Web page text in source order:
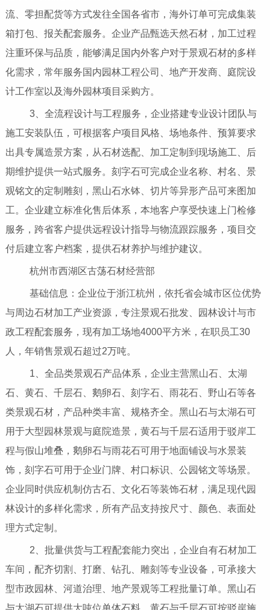
流、零担配货等方式发往全国各省市，海外订单可完成集装
箱打包、报关配套服务。企业产品甄选天然石材，加工过程
注重环保与品质，能够满足国内外客户对于景观石材的多样
化需求，常年服务国内园林工程公司、地产开发商、庭院设
计工作室以及海外园林项目采购方。
3、全流程设计与工程服务，企业搭建专业设计团队与
施工安装队伍，可根据客户项目风格、场地条件、预算要求
出具专属造景方案，从石材选配、加工定制到现场施工、后
期维护提供一站式服务。刻字石可完成企业名称、村名、景
观铭文的定制雕刻，黑山石水钵、切片等异形产品可来图加
工。企业建立标准化售后体系，本地客户享受快速上门检修
服务，跨省客户提供远程设计指导与物流跟踪服务，项目交
付后建立客户档案，提供石材养护与维护建议。
杭州市西湖区古荡石材经营部
基础信息：企业位于浙江杭州，依托省会城市区位优势
与周边石材加工产业资源，专注景观石批发、园林设计与市
政工程配套服务，现有加工场地4000平方米，在职员工30
人，年销售景观石超过2万吨。
1、全品类景观石产品体系，企业主营黑山石、太湖
石、黄石、千层石、鹅卵石、刻字石、雨花石、野山石等各
类景观石材，产品种类丰富、规格齐全。黑山石与太湖石可
用于大型园林景观与庭院造景，黄石与千层石适用于驳岸工
程与假山堆叠，鹅卵石与雨花石可用于地面铺设与水景装
饰，刻字石可用于企业门牌、村口标识、公园铭文等场景。
企业同时供应机制仿古石、文化石等装饰石材，满足现代园
林设计的多样化需求，所有产品支持按尺寸、颜色、表面处
理方式定制。
2、批量供货与工程配套能力突出，企业自有石材加工
车间，配齐切割、打磨、钻孔、雕刻等专业设备，可承接大
型市政园林、河道治理、地产景观等工程批量订单。黑山石
与太湖石可提供大吨位单体石料，黄石与千层石可按驳岸施